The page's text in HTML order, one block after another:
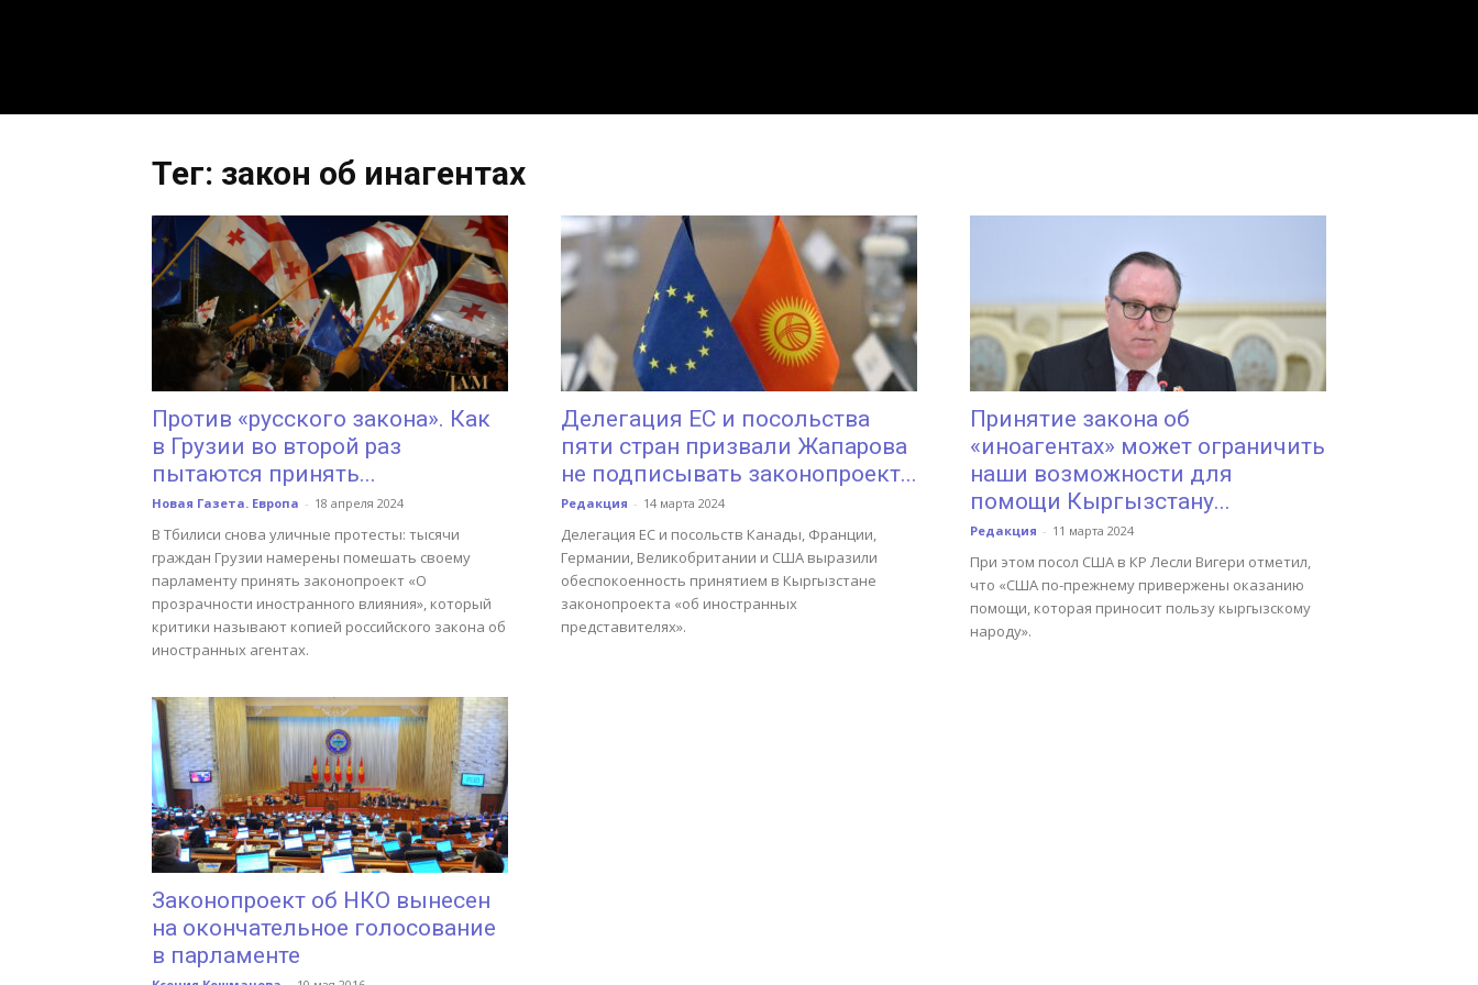
Тег: закон об инагентах
Против «русского закона». Как
в Грузии во второй раз
пытаются принять...
Новая Газета. Европа - 18 апреля 2024
В Тбилиси снова уличные протесты: тысячи
граждан Грузии намерены помешать своему
парламенту принять законопроект «О
прозрачности иностранного влияния», который
критики называют копией российского закона об
иностранных агентах.
Делегация ЕС и посольства
пяти стран призвали Жапарова
не подписывать законопроект...
Редакция - 14 марта 2024
Делегация ЕС и посольств Канады, Франции,
Германии, Великобритании и США выразили
обеспокоенность принятием в Кыргызстане
законопроекта «об иностранных
представителях».
Принятие закона об
«иноагентах» может ограничить
наши возможности для
помощи Кыргызстану...
Редакция - 11 марта 2024
При этом посол США в КР Лесли Вигери отметил,
что «США по-прежнему привержены оказанию
помощи, которая приносит пользу кыргызскому
народу».
Законопроект об НКО вынесен
на окончательное голосование
в парламенте